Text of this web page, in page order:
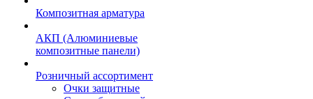
Композитная арматура
АКП (Алюминиевые
композитные панели)
Розничный ассортимент
Очки защитные